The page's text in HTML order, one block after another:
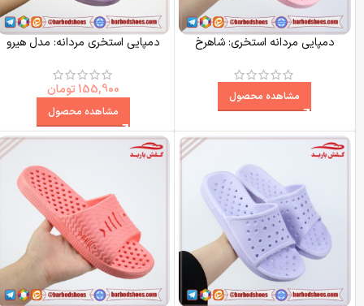
دمپایی مردانه استخری: شاهرخ
مشاهده محصول
دمپایی استخری مردانه: مدل هیرو
155,900 تومان
مشاهده محصول